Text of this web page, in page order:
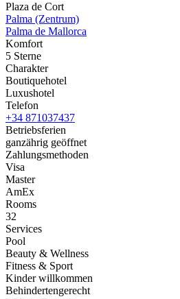
Plaza de Cort
Palma (Zentrum)
Palma de Mallorca
Komfort
5 Sterne
Charakter
Boutiquehotel
Luxushotel
Telefon
+34 871037437
Betriebsferien
ganzährig geöffnet
Zahlungsmethoden
Visa
Master
AmEx
Rooms
32
Services
Pool
Beauty & Wellness
Fitness & Sport
Kinder willkommen
Behindertengerecht